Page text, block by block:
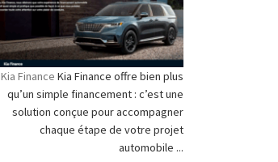
Kia Finance Kia Finance offre bien plus
qu’un simple financement : c’est une
solution conçue pour accompagner
chaque étape de votre projet
automobile ...